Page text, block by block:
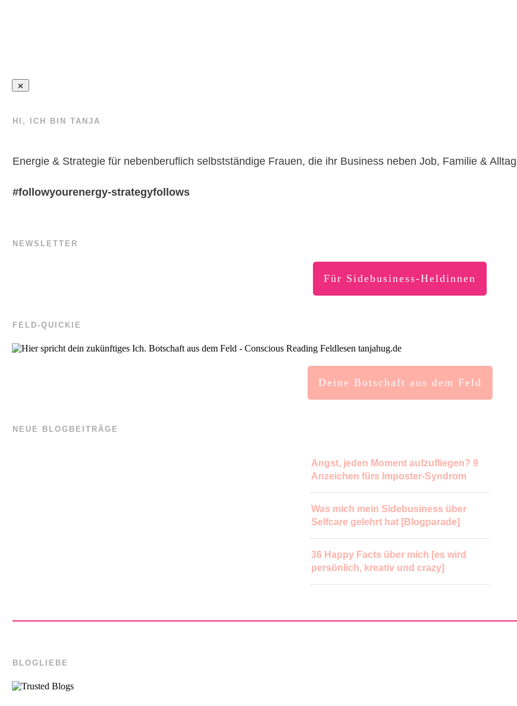
HI, ICH BIN TANJA
Energie & Strategie für nebenberuflich selbstständige Frauen, die ihr Business neben Job, Familie &
#followyourenergy-strategyfollows
NEWSLETTER
Für Sidebusiness-Heldinnen
FELD-QUICKIE
Deine Botschaft aus dem Feld
NEUE BLOGBEITRÄGE
Angst, jeden Moment aufzufliegen? 9
Anzeichen fürs Imposter-Syndrom
Was mich mein Sidebusiness über
Selfcare gelehrt hat [Blogparade]
36 Happy Facts über mich [es wird
persönlich, kreativ und crazy]
BLOGLIEBE